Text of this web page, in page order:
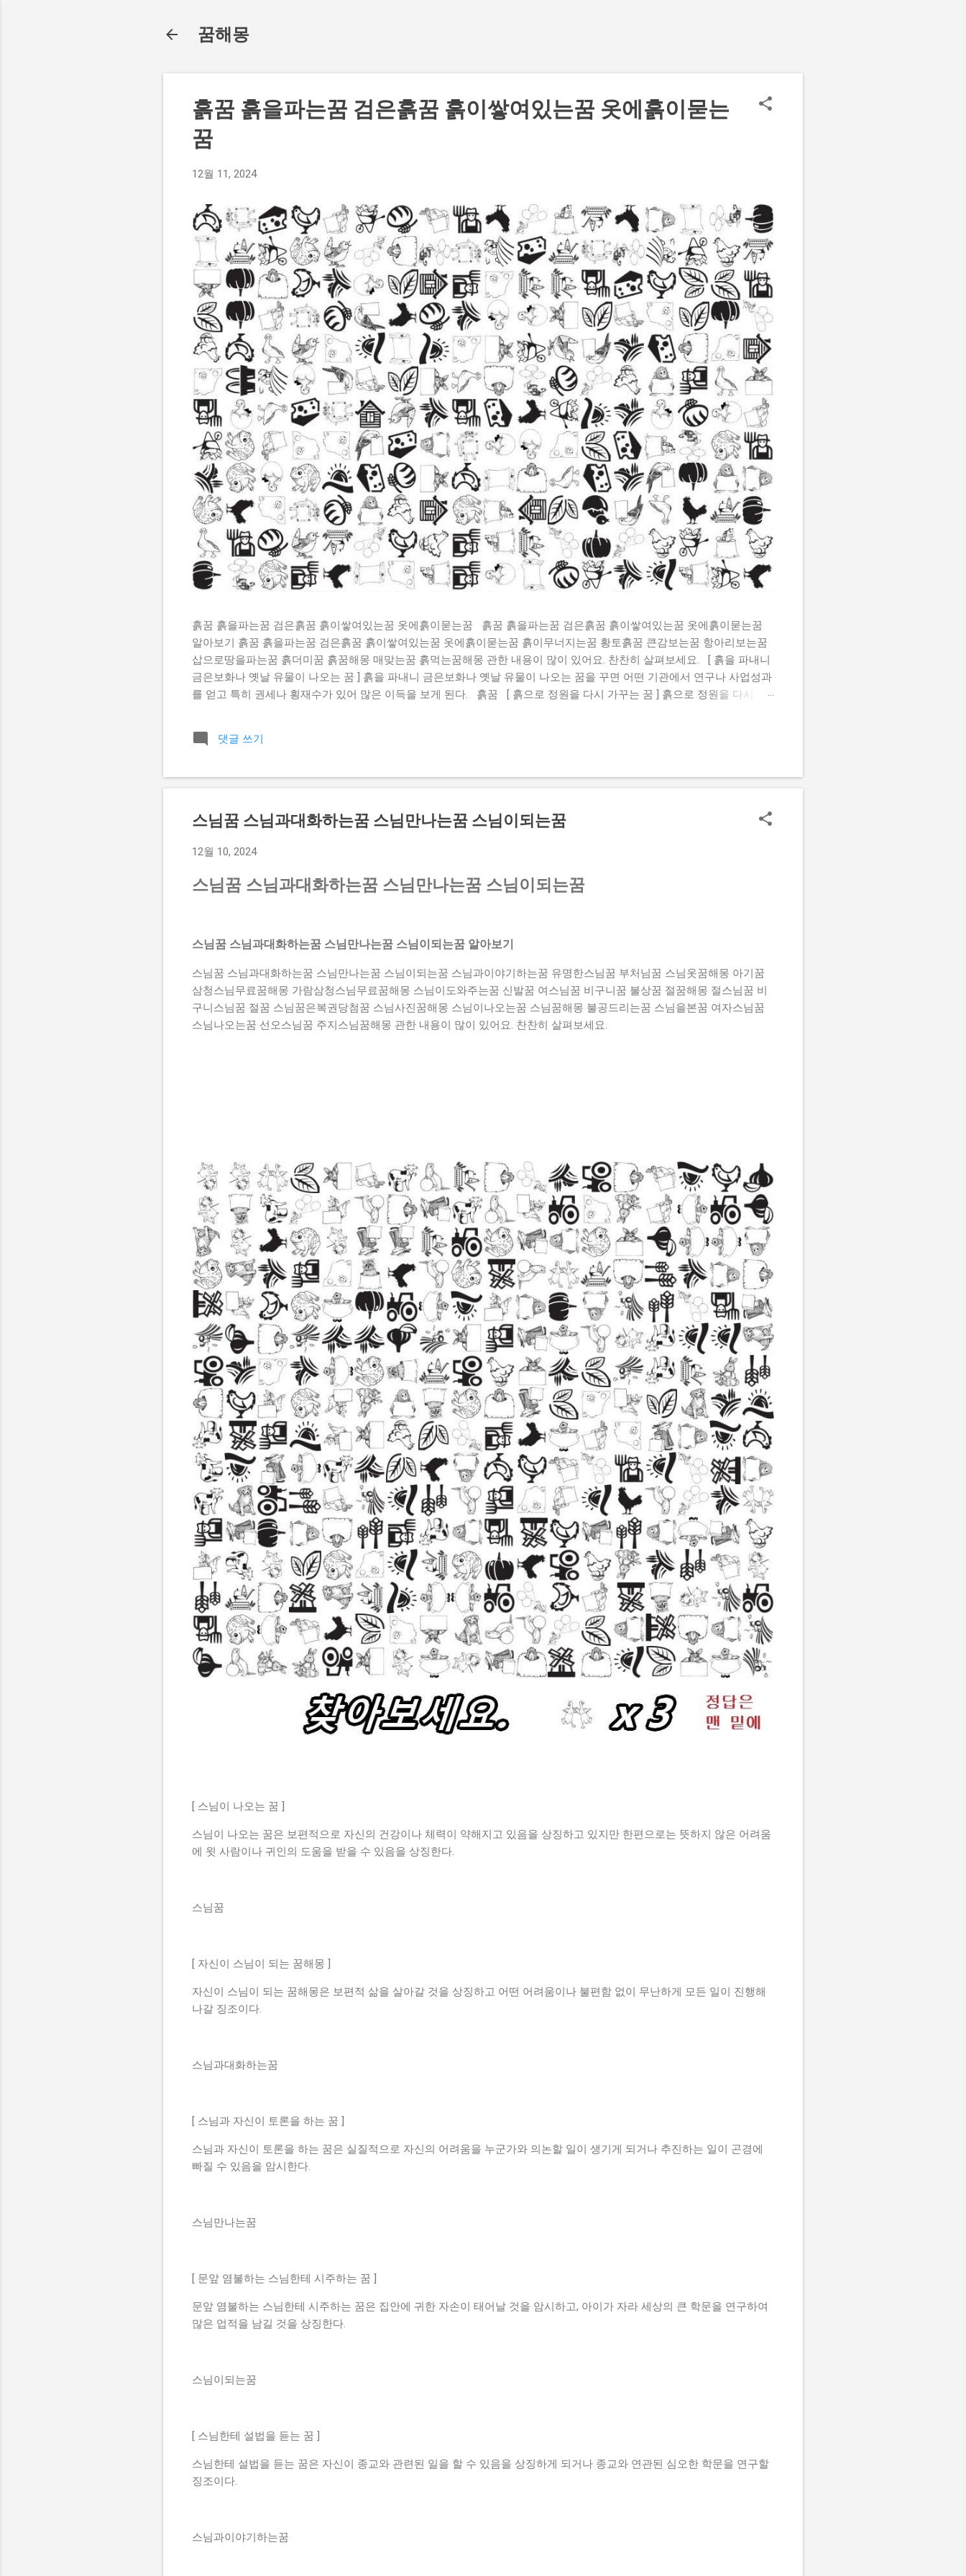
꿈해몽
흙꿈 흙을파는꿈 검은흙꿈 흙이쌓여있는꿈 옷에흙이묻는
꿈
12월 11, 2024
흙꿈 흙을파는꿈 검은흙꿈 흙이쌓여있는꿈 옷에흙이묻는꿈 흙꿈 흙을파는꿈 검은흙꿈 흙이쌓여있는꿈 옷에흙이묻는꿈
알아보기 흙꿈 흙을파는꿈 검은흙꿈 흙이쌓여있는꿈 옷에흙이묻는꿈 흙이무너지는꿈 황토흙꿈 큰감보는꿈 항아리보는꿈
삽으로땅을파는꿈 흙더미꿈 흙꿈해몽 매맞는꿈 흙먹는꿈해몽 관한 내용이 많이 있어요. 찬찬히 살펴보세요. [ 흙을 파내니
금은보화나 옛날 유물이 나오는 꿈 ] 흙을 파내니 금은보화나 옛날 유물이 나오는 꿈을 꾸면 어떤 기관에서 연구나 사업성과
를 얻고 특히 권세나 횡재수가 있어 많은 이득을 보게 된다. 흙꿈 [ 흙으로 정원을 다시 가꾸는 꿈 ] 흙으로 정원을 다시 가
는 꿈을 꾸게되면 생활환경이 안정될 조짐으로 좋은 꿈이다. 또는 술대접을 받을 일이 생긴다. 검은흙꿈 [ 진흙 수렁에 빠
지는 꿈 ] 진흙 수렁에 빠지는 꿈을 꾸었다면 생활이나 사업상 많은 곤경에 처하게 된다. 흙이쌓여있는꿈 [ 흙 속에서 물건
금은보화나 골동품이 나오는 꿈 ] 흙 속에서 금은보화나 골동품이 나오는 꿈을 꾸면 하는 일이 크게 성공하거나 권세를 얻게
창작활동을 하거나 사업을 꾸려나가게 되며, 여러 차례 어려움을 극복하고 노력한 대가를 거두게 된다. 황토흙꿈 [ 흙을 파
내서 차나 수레에 실어 집으로 오는 꿈 ] 흙을 파내서 차나 수레에 실어 집으로...
댓글 쓰기
스님꿈 스님과대화하는꿈 스님만나는꿈 스님이되는꿈
12월 10, 2024
스님꿈 스님과대화하는꿈 스님만나는꿈 스님이되는꿈
스님꿈 스님과대화하는꿈 스님만나는꿈 스님이되는꿈 알아보기
스님꿈 스님과대화하는꿈 스님만나는꿈 스님이되는꿈 스님과이야기하는꿈 유명한스님꿈 부처님꿈 스님옷꿈해몽 아기꿈
삼청스님무료꿈해몽 가람삼청스님무료꿈해몽 스님이도와주는꿈 신발꿈 여스님꿈 비구니꿈 불상꿈 절꿈해몽 절스님꿈 비
구니스님꿈 절꿈 스님꿈은복권당첨꿈 스님사진꿈해몽 스님이나오는꿈 스님꿈해몽 불공드리는꿈 스님을본꿈 여자스님꿈
스님나오는꿈 선오스님꿈 주지스님꿈해몽 관한 내용이 많이 있어요. 찬찬히 살펴보세요.
[ 스님이 나오는 꿈 ]
스님이 나오는 꿈은 보편적으로 자신의 건강이나 체력이 약해지고 있음을 상징하고 있지만 한편으로는 뜻하지 않은 어려움
에 윗 사람이나 귀인의 도움을 받을 수 있음을 상징한다.
스님꿈
[ 자신이 스님이 되는 꿈해몽 ]
자신이 스님이 되는 꿈해몽은 보편적 삶을 살아갈 것을 상징하고 어떤 어려움이나 불편함 없이 무난하게 모든 일이 진행해
나갈 징조이다.
스님과대화하는꿈
[ 스님과 자신이 토론을 하는 꿈 ]
스님과 자신이 토론을 하는 꿈은 실질적으로 자신의 어려움을 누군가와 의논할 일이 생기게 되거나 추진하는 일이 곤경에
빠질 수 있음을 암시한다.
스님만나는꿈
[ 문앞 염불하는 스님한테 시주하는 꿈 ]
문앞 염불하는 스님한테 시주하는 꿈은 집안에 귀한 자손이 태어날 것을 암시하고, 아이가 자라 세상의 큰 학문을 연구하여
많은 업적을 남길 것을 상징한다.
스님이되는꿈
[ 스님한테 설법을 듣는 꿈 ]
스님한테 설법을 듣는 꿈은 자신이 종교와 관련된 일을 할 수 있음을 상징하게 되거나 종교와 연관된 심오한 학문을 연구할
징조이다.
스님과이야기하는꿈